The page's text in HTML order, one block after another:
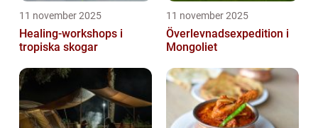
11 november 2025
Healing-workshops i
tropiska skogar
11 november 2025
Överlevnadsexpedition i
Mongoliet